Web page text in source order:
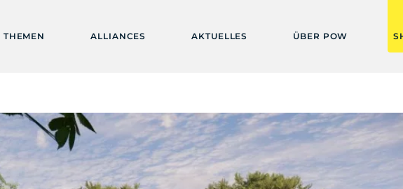
THEMEN ALLIANCES AKTUELLES ÜBER POW